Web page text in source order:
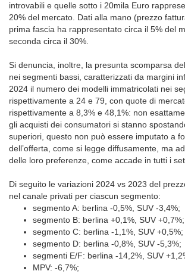
introvabili e quelle sotto i 20mila Euro
20% del mercato. Dati alla mano (prezzo
prima fascia ha rappresentato circa il 5% del
seconda circa il 30%.
Si denuncia, inoltre, la presunta scomparsa
nei segmenti bassi, caratterizzati da margini
2024 il numero dei modelli immatricolati nei
rispettivamente a 24 e 79, con quote di
rispettivamente a 8,3% e 48,1%: non
gli acquisti dei consumatori si stanno
superiori, questo non può essere imputato a
dell’offerta, come si legge diffusamente, ma
delle loro preferenze, come accade in tutti i
Di seguito le variazioni 2024 vs 2023 del
nel canale privati per ciascun segmento:
segmento A: berlina -0,5%, SUV -3,4%;
segmento B: berlina +0,1%, SUV +0,7%;
segmento C: berlina -1,1%, SUV +0,5%;
segmento D: berlina -0,8%, SUV -5,3%;
segmenti E/F: berlina -14,2%, SUV
MPV: -6,7%;